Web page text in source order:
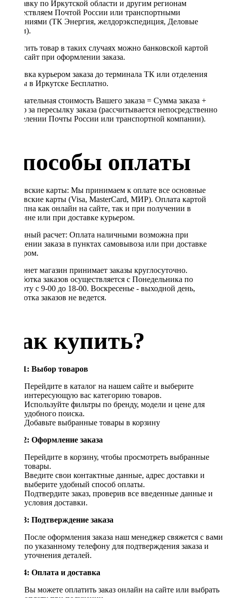
Отправку по Иркутской области и другим регионам
осуществляем Почтой России или транспортными
компаниями (ТК Энергия, желдорэкспедиция, Деловые
линии).
Оплатить товар в таких случаях можно банковской картой
через сайт при оформлении заказа.
Доставка курьером заказа до терминала ТК или отделения
Почты в Иркутске Бесплатно.
Окончательная стоимость Вашего заказа = Сумма заказа +
Тариф за пересылку заказа (рассчитывается непосредственно
в отделении Почты России или транспортной компании).
Способы оплаты
Банковские карты: Мы принимаем к оплате все основные
банковские карты (Visa, MasterCard, МИР). Оплата картой
доступна как онлайн на сайте, так и при получении в
магазине или при доставке курьером.
Наличный расчет: Оплата наличными возможна при
получении заказа в пунктах самовывоза или при доставке
курьером.
Интернет магазин принимает заказы круглосуточно.
Обработка заказов осуществляется с Понедельника по
Субботу с 9-00 до 18-00. Воскресенье - выходной день,
обработка заказов не ведется.
Как купить?
Шаг 1: Выбор товаров
Перейдите в каталог на нашем сайте и выберите
интересующую вас категорию товаров.
Используйте фильтры по бренду, модели и цене для
удобного поиска.
Добавьте выбранные товары в корзину
Шаг 2: Оформление заказа
Перейдите в корзину, чтобы просмотреть выбранные
товары.
Введите свои контактные данные, адрес доставки и
выберите удобный способ оплаты.
Подтвердите заказ, проверив все введенные данные и
условия доставки.
Шаг 3: Подтверждение заказа
После оформления заказа наш менеджер свяжется с вами
по указанному телефону для подтверждения заказа и
уточнения деталей.
Шаг 4: Оплата и доставка
Вы можете оплатить заказ онлайн на сайте или выбрать